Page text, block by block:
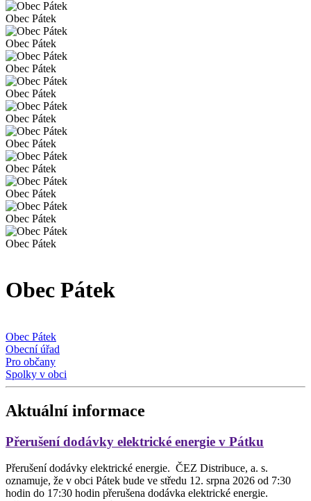
Obec Pátek
Obec Pátek
Obec Pátek
Obec Pátek
Obec Pátek
Obec Pátek
Obec Pátek
Obec Pátek
Obec Pátek
Obec Pátek
Obec Pátek
Obec Pátek
Obecní úřad
Pro občany
Spolky v obci
Aktuální informace
Přerušení dodávky elektrické energie v Pátku
Přerušení dodávky elektrické energie. ČEZ Distribuce, a. s.
oznamuje, že v obci Pátek bude ve středu 12. srpna 2026 od 7:30
hodin do 17:30 hodin přerušena dodávka elektrické energie.